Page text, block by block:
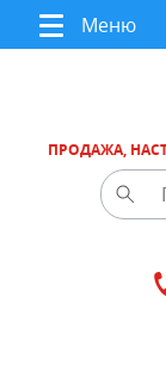
Меню
ПРОДАЖА,